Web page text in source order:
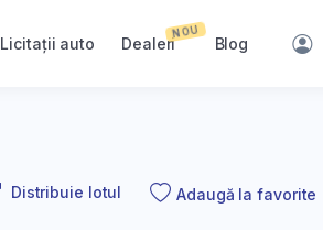
Licitații auto Dealeri
NOU
Blog
Distribuie lotul Adaugă la favorite